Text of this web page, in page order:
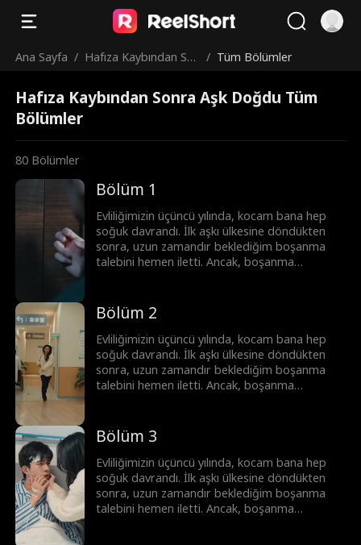
Ana Sayfa / Hafıza Kaybından So
/ Tüm Bölümler
Hafıza Kaybından Sonra Aşk Doğdu Tüm
Bölümler
80 Bölümler
Bölüm 1
Evliliğimizin üçüncü yılında, kocam bana hep
soğuk davrandı. İlk aşkı ülkesine döndükten
sonra, uzun zamandır beklediğim boşanma
talebini hemen iletti. Ancak, boşanma
Şimdiki haliyle, sadece sadık bir eş.
Bölüm 2
Evliliğimizin üçüncü yılında, kocam bana hep
soğuk davrandı. İlk aşkı ülkesine döndükten
sonra, uzun zamandır beklediğim boşanma
talebini hemen iletti. Ancak, boşanma
Şimdiki haliyle, sadece sadık bir eş.
Bölüm 3
Evliliğimizin üçüncü yılında, kocam bana hep
soğuk davrandı. İlk aşkı ülkesine döndükten
sonra, uzun zamandır beklediğim boşanma
talebini hemen iletti. Ancak, boşanma